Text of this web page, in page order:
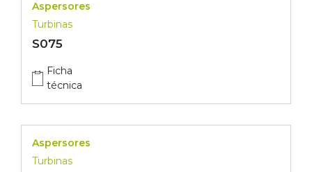
Aspersores
Turbinas
S075
Ficha
técnica
Aspersores
Turbinas